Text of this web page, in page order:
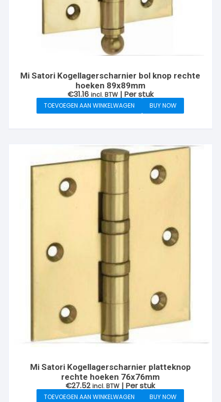
Mi Satori Kogellagerscharnier bol knop rechte
hoeken 89x89mm
€31.16 incl. BTW | Per stuk
TOEVOEGEN AAN WINKELWAGEN BUY NOW
Mi Satori Kogellagerscharnier platteknop
rechte hoeken 76x76mm
€27.52 incl. BTW | Per stuk
TOEVOEGEN AAN WINKELWAGEN BUY NOW